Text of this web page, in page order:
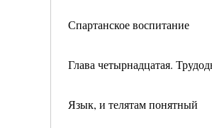
Спартанское воспитание
Глава четырнадцатая.
Язык, и телятам понятный